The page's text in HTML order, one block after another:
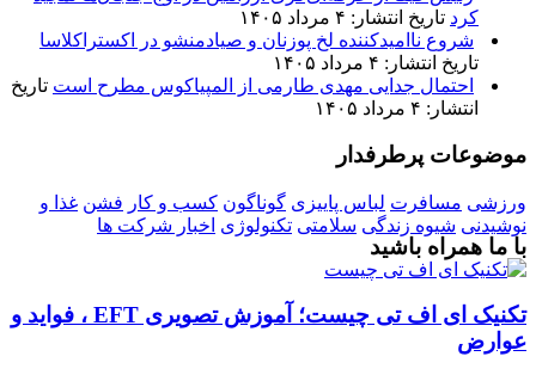
کرد تاریخ انتشار: ۴ مرداد ۱۴۰۵
شروع ناامیدکننده لخ پوزنان و صیادمنشو در اکستراکلاسا
تاریخ انتشار: ۴ مرداد ۱۴۰۵
احتمال جدایی مهدی طارمی از المپیاکوس مطرح است تاریخ
انتشار: ۴ مرداد ۱۴۰۵
موضوعات پرطرفدار
ورزشی مسافرت لباس پاییزی گوناگون کسب و کار فشن غذا و
نوشیدنی شیوه زندگی سلامتی تکنولوژی اخبار شرکت ها
با ما همراه باشید
تکنیک ای اف تی چیست؛ آموزش تصویری EFT ، فواید و
عوارض